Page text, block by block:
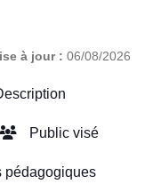
à jour : 06/08/2026
Public visé
pédagogiques